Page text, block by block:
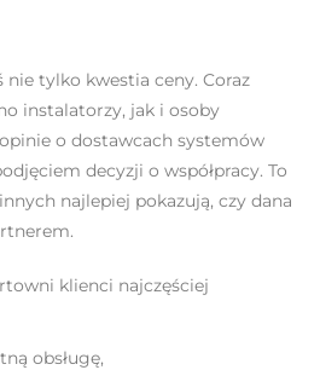
tylko kwestia ceny. Coraz
instalatorzy, jak i osoby
o dostawcach systemów
decyzji o współpracy. To
najlepiej pokazują, czy dana
klienci najczęściej
obsługę,